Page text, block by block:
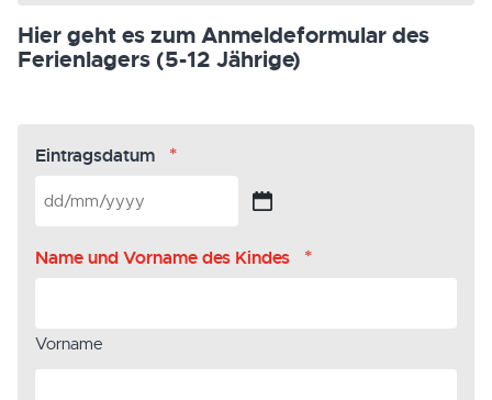
Hier geht es zum Anmeldeformular des
Ferienlagers (5-12 Jährige)
Eintragsdatum *
TT
MM
Schrägstrich
Name und Vorname des Kindes *
Vorname